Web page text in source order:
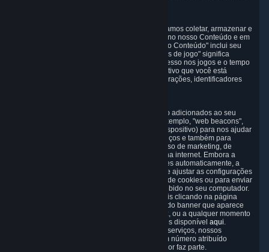
A fim de fornecer esses serviços a você, precisamos coletar, armazenar e
utilizar várias informações sobre sua atividade no nosso Conteúdo e em
nossos Serviços. "Informações Relacionadas ao Conteúdo" inclui seu
Steam ID e as "estatísticas de jogo". "Estatísticas de jogo" significa
informações sobre suas preferências e o progresso nos jogos e o tempo
de uso, bem como informações sobre o dispositivo que você está
usando, incluindo sistema operacional, configurações, identificadores
Utilizamos "Cookies", que são arquivos de texto adicionados ao seu
computador, e tecnologias semelhantes (por exemplo, "web beacons",
pixels, tags de anúncios e identificadores de dispositivo) para nos ajudar
a analisar como os usuários usam nossos serviços e também para
melhorar os serviços que oferecemos e o recurso de marketing, de
análise ou do site. O uso de cookies é padrão na internet. Embora a
maioria dos navegadores da Web aceite cookies automaticamente, a
decisão de autorizar ou negar é sua. Você pode ajustar as configurações
do seu navegador para impedir o recebimento de cookies ou para enviar
uma notificação sempre que um cookie for recebido no seu computador.
Você pode gerenciar o uso de cookies opcionais clicando na página
"Configurações de Cookies", acessível a partir do banner que aparece
quando você visita nosso site pela primeira vez, ou a qualquer momento
através da página de Configurações de Cookies disponívelaqui.
Quando você acessa qualquer um dos nossos serviços, nossos
servidores registram seu endereço IP, que é um número atribuído
automaticamente à rede da qual seu computador faz parte.